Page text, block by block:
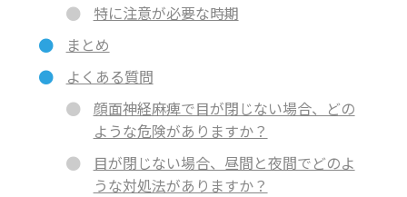
特に注意が必要な時期
まとめ
よくある質問
顔面神経麻痺で目が閉じない場合、どの
ような危険がありますか？
目が閉じない場合、昼間と夜間でどのよ
うな対処法がありますか？